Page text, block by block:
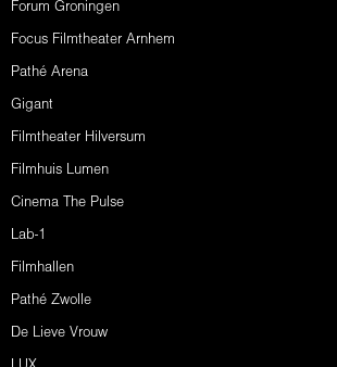
Forum Groningen
Focus Filmtheater Arnhem
Pathé Arena
Gigant
Filmtheater Hilversum
Filmhuis Lumen
Cinema The Pulse
Lab-1
Filmhallen
Pathé Zwolle
De Lieve Vrouw